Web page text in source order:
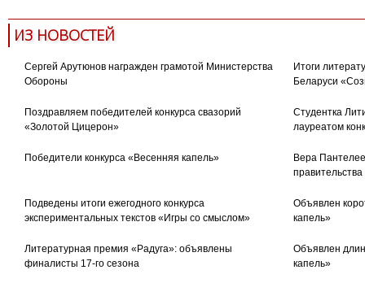
ИЗ НОВОСТЕЙ
Сергей Арутюнов награжден грамотой Министерства
Обороны
Итоги
Беларуси
Поздравляем победителей конкурса свазорий
«Золотой Цицерон»
Студентка
лауреатом
Победители конкурса «Весенняя капель»
Вера
Подведены итоги ежегодного конкурса
экспериментальных текстов «Игры со смыслом»
Объявлен
капель»
Литературная премия «Радуга»: объявлены
финалисты 17-го сезона
Объявлен
капель»